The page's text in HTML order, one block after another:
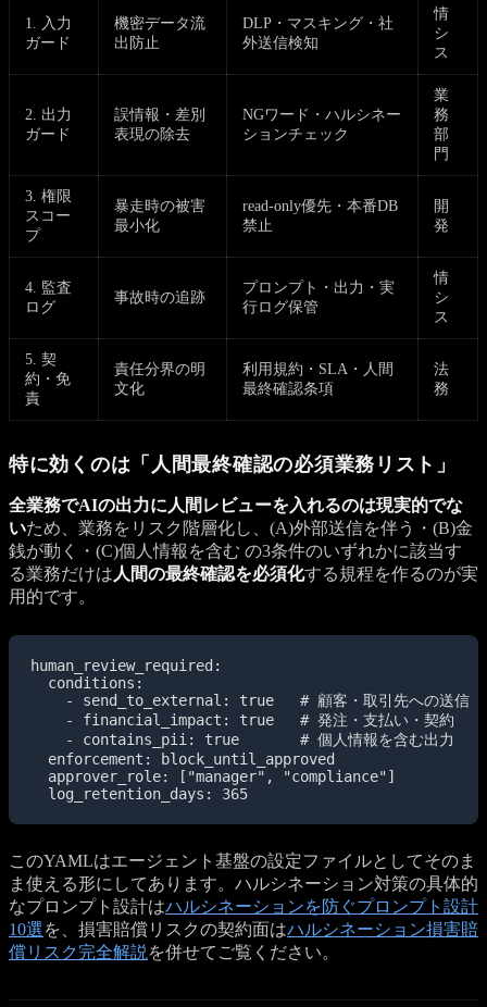
1. 入力
ガード
機密データ流
出防止
DLP・マスキング・社
外送信検知
情
シ
ス
2. 出力
ガード
誤情報・差別
表現の除去
NGワード・ハルシネー
ションチェック
業
務
部
門
3. 権限
スコー
プ
暴走時の被害
最小化
read-only優先・本番DB
禁止
開
発
4. 監査
ログ
事故時の追跡
プロンプト・出力・実
行ログ保管
情
シ
ス
5. 契
約・免
責
責任分界の明
文化
利用規約・SLA・人間
最終確認条項
法
務
特に効くのは「人間最終確認の必須業務リスト」
全業務でAIの出力に人間レビューを入れるのは現実的でな
いため、業務をリスク階層化し、(A)外部送信を伴う・(B)金
銭が動く・(C)個人情報を含む の3条件のいずれかに該当す
る業務だけは 人間の最終確認を必須化する規程を作るのが実
用的です。
human_review_required:
  conditions:
    - send_to_external: true   # 顧客・取引先への送信
    - financial_impact: true   # 発注・支払い・契約
    - contains_pii: true       # 個人情報を含む出力
  enforcement: block_until_approved
  approver_role: ["manager", "compliance"]
  log_retention_days: 365
このYAMLはエージェント基盤の設定ファイルとしてそのま
ま使える形にしてあります。ハルシネーション対策の具体的
なプロンプト設計はハルシネーションを防ぐプロンプト設計
10選を、損害賠償リスクの契約面はハルシネーション損害賠
償リスク完全解説 を併せてご覧ください。